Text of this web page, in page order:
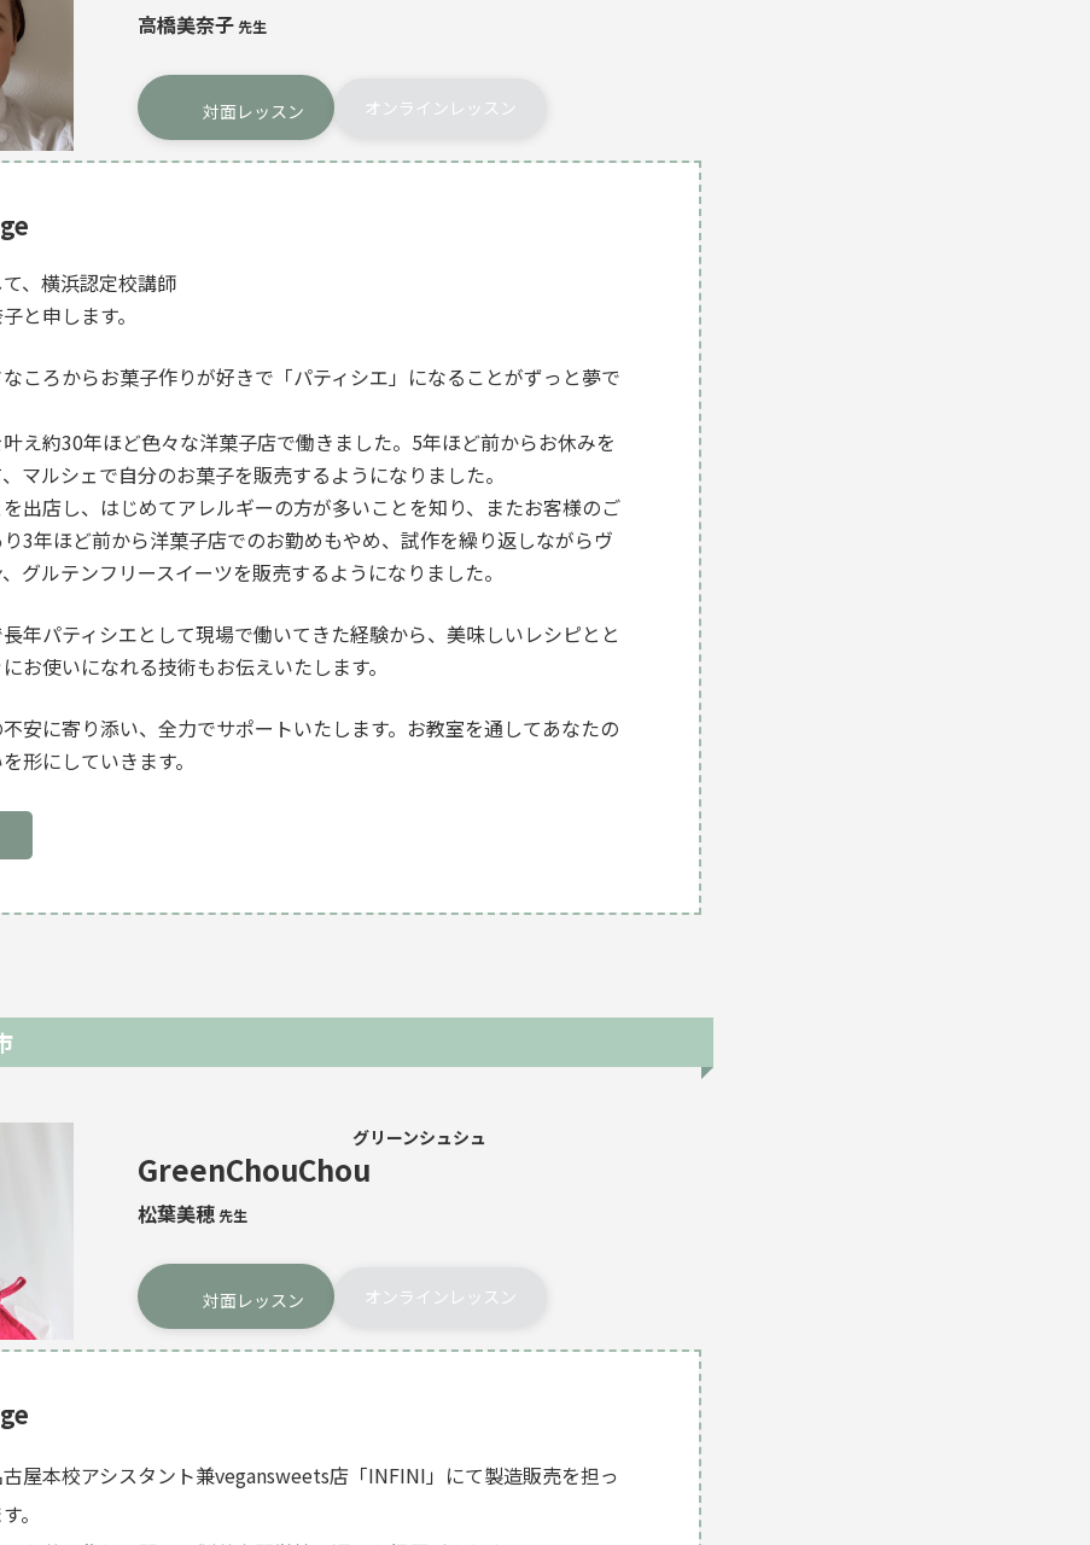
高橋美奈子 先生
対面レッスン オンラインレッスン
、横浜認定校講師
と申します。
ころからお菓子作りが好きで「パティシエ」になることがずっと夢で
え約30年ほど色々な洋菓子店で働きました。5年ほど前からお休みを
マルシェで自分のお菓子を販売するようになりました。
出店し、はじめてアレルギーの方が多いことを知り、またお客様のご
3年ほど前から洋菓子店でのお勤めもやめ、試作を繰り返しながらヴ
グルテンフリースイーツを販売するようになりました。
年パティシエとして現場で働いてきた経験から、美味しいレシピとと
お使いになれる技術もお伝えいたします。
安に寄り添い、全力でサポートいたします。お教室を通してあなたの
形にしていきます。
グリーンシュシュ
GreenChouChou
松葉美穂 先生
対面レッスン オンラインレッスン
屋本校アシスタント兼vegansweets店「INFINI」にて製造販売を担っ
。